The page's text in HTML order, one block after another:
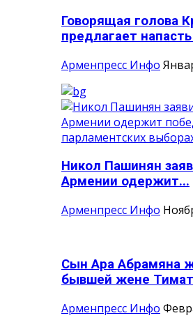
Говорящая голова
предлагает
Арменпресс Инфо
Никол Пашинян
Армении одержит...
Арменпресс Инфо
Сын Ара Абрамяна
бывшей жене
Арменпресс Инфо